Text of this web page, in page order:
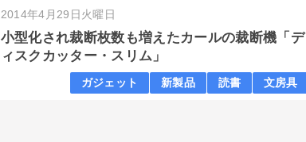
2014年4月29日火曜日
小型化され裁断枚数も増えたカールの裁断機「デ
ィスクカッター・スリム」
ガジェット 新製品 読書 文房具